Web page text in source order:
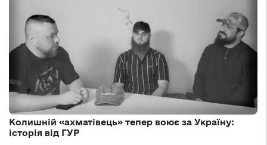
Колишній «ахматівець» тепер воює за Україну:
історія від ГУР